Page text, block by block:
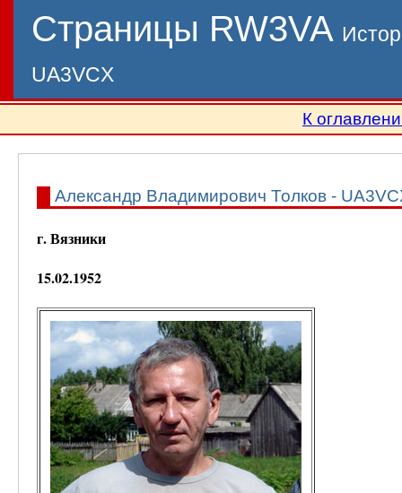
Страницы RW3VA
UA3VCX
К
Александр Владимирович Толков -
г. Вязники
15.02.1952